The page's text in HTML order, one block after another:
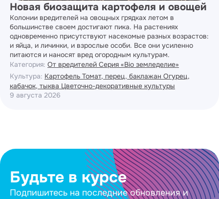
Новая биозащита картофеля и овощей
Колонии вредителей на овощных грядках летом в
большинстве своем достигают пика. На растениях
одновременно присутствуют насекомые разных возрастов:
и яйца, и личинки, и взрослые особи. Все они усиленно
питаются и наносят вред огородным культурам.
Категория: От вредителей Серия «Bio земледелие»
Культура: Картофель Томат, перец, баклажан Огурец,
кабачок, тыква Цветочно-декоративные культуры
9 августа 2026
Будьте в курсе
Подпишитесь на последние обновления и